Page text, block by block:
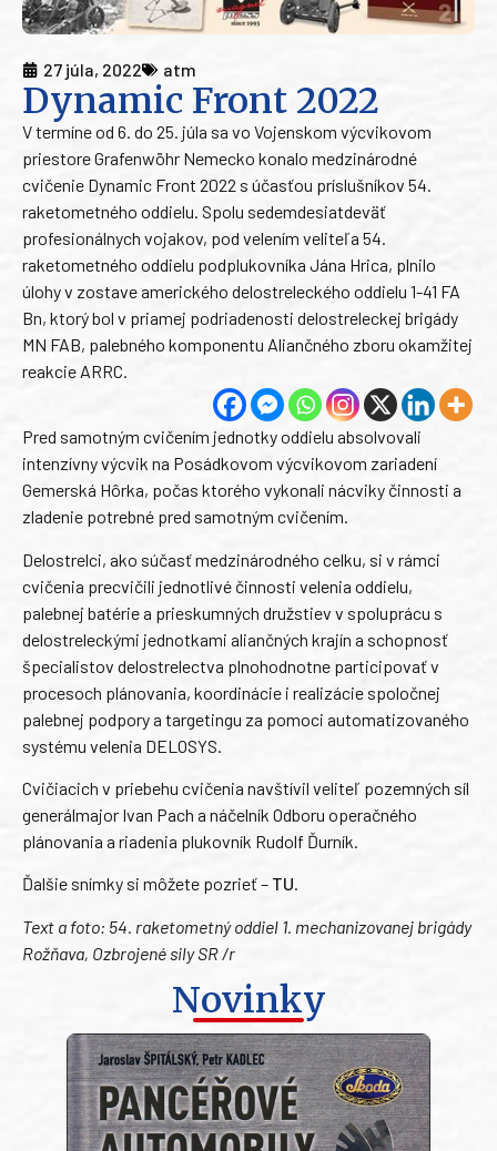
27 júla, 2022 atm
Dynamic Front 2022
V termíne od 6. do 25. júla sa vo Vojenskom výcvikovom
priestore Grafenwöhr Nemecko konalo medzinárodné
cvičenie Dynamic Front 2022 s účasťou príslušníkov 54.
raketometného oddielu. Spolu sedemdesiatdeväť
profesionálnych vojakov, pod velením veliteľa 54.
raketometného oddielu podplukovníka Jána Hrica, plnilo
úlohy v zostave amerického delostreleckého oddielu 1-41 FA
Bn, ktorý bol v priamej podriadenosti delostreleckej brigády
MN FAB, palebného komponentu Aliančného zboru okamžitej
reakcie ARRC.
Pred samotným cvičením jednotky oddielu absolvovali
intenzívny výcvik na Posádkovom výcvikovom zariadení
Gemerská Hôrka, počas ktorého vykonali nácviky činnosti a
zladenie potrebné pred samotným cvičením.
Delostrelci, ako súčasť medzinárodného celku, si v rámci
cvičenia precvičili jednotlivé činnosti velenia oddielu,
palebnej batérie a prieskumných družstiev v spoluprácu s
delostreleckými jednotkami aliančných krajín a schopnosť
špecialistov delostrelectva plnohodnotne participovať v
procesoch plánovania, koordinácie i realizácie spoločnej
palebnej podpory a targetingu za pomoci automatizovaného
systému velenia DELOSYS.
Cvičiacich v priebehu cvičenia navštívil veliteľ pozemných síl
generálmajor Ivan Pach a náčelník Odboru operačného
plánovania a riadenia plukovník Rudolf Ďurník.
Ďalšie snímky si môžete pozrieť – TU.
Text a foto: 54. raketometný oddiel 1. mechanizovanej brigády
Rožňava, Ozbrojené sily SR /r
Novinky